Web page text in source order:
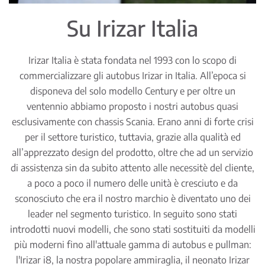
Su Irizar Italia
Irizar Italia è stata fondata nel 1993 con lo scopo di
commercializzare gli autobus Irizar in Italia. All’epoca si
disponeva del solo modello Century e per oltre un
ventennio abbiamo proposto i nostri autobus quasi
esclusivamente con chassis Scania. Erano anni di forte crisi
per il settore turistico, tuttavia, grazie alla qualità ed
all’apprezzato design del prodotto, oltre che ad un servizio
di assistenza sin da subito attento alle necessitè del cliente,
a poco a poco il numero delle unità è cresciuto e da
sconosciuto che era il nostro marchio è diventato uno dei
leader nel segmento turistico. In seguito sono stati
introdotti nuovi modelli, che sono stati sostituiti da modelli
più moderni fino all'attuale gamma di autobus e pullman:
l'Irizar i8, la nostra popolare ammiraglia, il neonato Irizar